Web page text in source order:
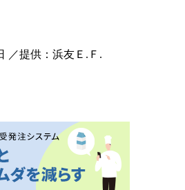
／提供：浜友Ｅ.Ｆ.